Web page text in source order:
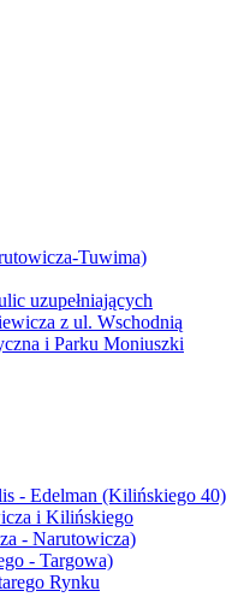
Tuwima)
uzupełniających
z ul. Wschodnią
i Parku Moniuszki
- Edelman (Kilińskiego 40)
i Kilińskiego
- Narutowicza)
- Targowa)
Rynku